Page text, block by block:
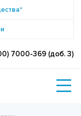
7000-369 (доб. 3)